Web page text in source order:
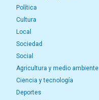
Política
Cultura
Local
Sociedad
Social
Agricultura y medio ambiente
Ciencia y tecnología
Deportes